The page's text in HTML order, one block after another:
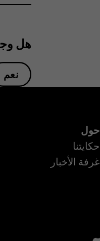
هل
نعم
حول
حكايتنا
غرفة الأخبار